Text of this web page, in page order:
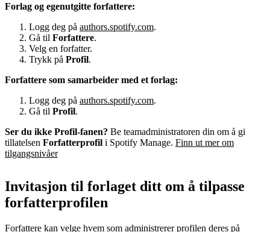
Forlag og egenutgitte forfattere:
Logg deg på authors.spotify.com.
Gå til Forfattere.
Velg en forfatter.
Trykk på Profil.
Forfattere som samarbeider med et forlag:
Logg deg på authors.spotify.com.
Gå til Profil.
Ser du ikke Profil-fanen? Be teamadministratoren din om å gi
tillatelsen Forfatterprofil i Spotify Manage. Finn ut mer om
tilgangsnivåer
Invitasjon til forlaget ditt om å tilpasse
forfatterprofilen
Forfattere kan velge hvem som administrerer profilen deres på